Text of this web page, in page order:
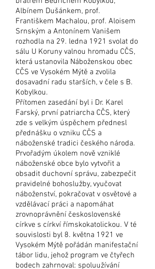
Albínem Dušánkem, prof.
Františkem Machalou, prof. Aloisem
Srnským a Antonínem Vanišem
rozhodla na 29. ledna 1921 svolat do
sálu U Koruny valnou hromadu CČS,
která ustanovila Náboženskou obec
CČS ve Vysokém Mýtě a zvolila
dosavadní radu starších, v čele s B.
Kobylkou.
Přítomen zasedání byl i Dr. Karel
Farský, první patriarcha CČS, který
zde s velkým úspěchem přednesl
přednášku o vzniku CČS a
náboženské tradici českého národa.
Prvořadým úkolem nově vzniklé
náboženské obce bylo vytvořit a
obsadit duchovní správu, zabezpečit
pravidelné bohoslužby, vyučovat
náboženství, pokračovat v osvětové a
vzdělávací práci a napomáhat
zrovnoprávnění československé
církve s církví římskokatolickou. V té
souvislosti byl 8. května 1921 ve
Vysokém Mýtě pořádán manifestační
tábor lidu, jehož program ve čtyřech
bodech zahrnoval: spoluužívání